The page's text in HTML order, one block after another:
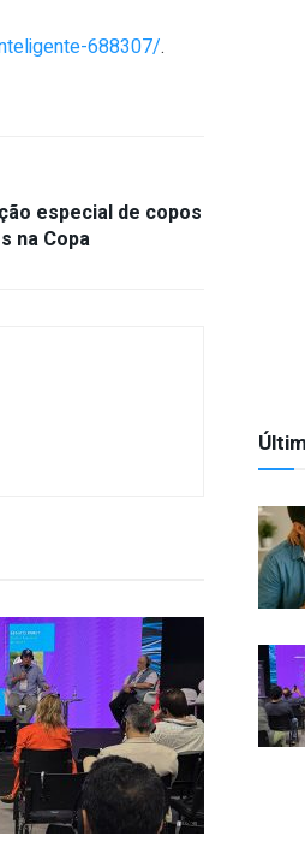
688307/.
especial de copos
na Copa